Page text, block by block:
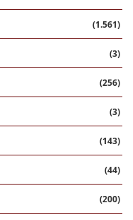
(1.561)
(3)
(256)
(3)
(143)
(44)
(200)